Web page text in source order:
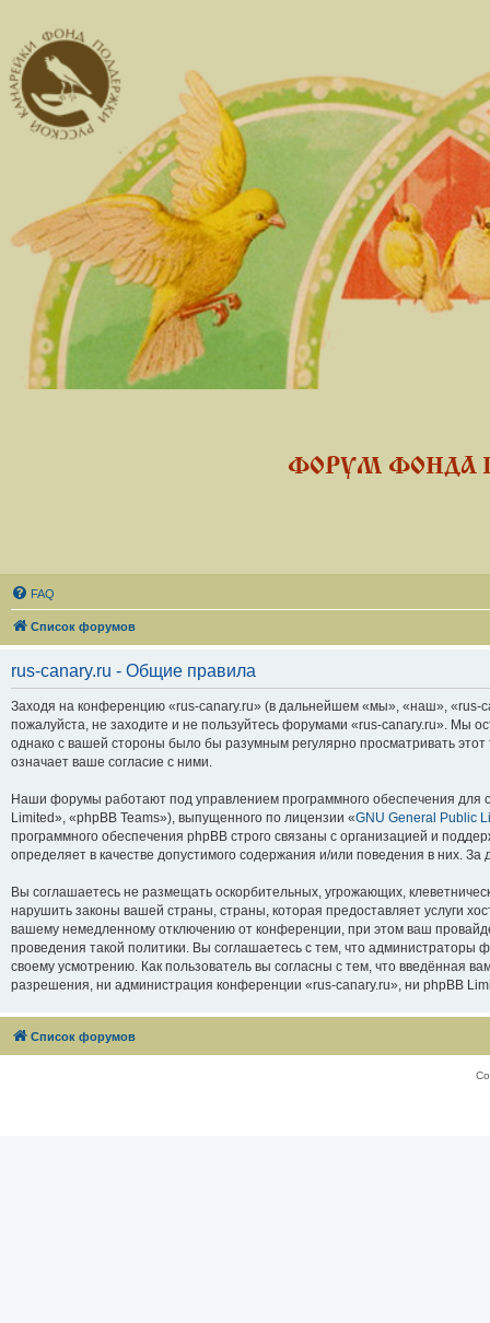
ФОРУМ ФОНДА
FAQ
Список форумов
rus-canary.ru - Общие правила
Заходя на конференцию «rus-canary.ru» (в дальнейшем «мы», «наш», «rus-
пожалуйста, не заходите и не пользуйтесь форумами «rus-canary.ru». Мы
однако с вашей стороны было бы разумным регулярно просматривать
означает ваше согласие с ними.
Наши форумы работают под управлением программного обеспечения
Limited», «phpBB Teams»), выпущенного по лицензии «GNU General Public
программного обеспечения phpBB строго связаны с организацией и
определяет в качестве допустимого содержания и/или поведения в них.
Вы соглашаетесь не размещать оскорбительных, угрожающих,
нарушить законы вашей страны, страны, которая предоставляет услуги
вашему немедленному отключению от конференции, при этом ваш
проведения такой политики. Вы соглашаетесь с тем, что
своему усмотрению. Как пользователь вы согласны с тем, что введённая
разрешения, ни администрация конференции «rus-canary.ru», ни phpBB
Список форумов